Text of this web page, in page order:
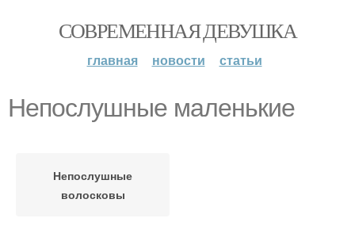
СОВРЕМЕННАЯ ДЕВУШКА
главная новости статьи
Непослушные маленькие
Непослушные
волосковы